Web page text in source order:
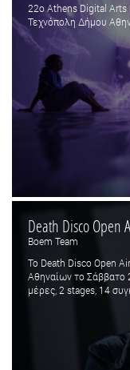
22ο Athens Digital Arts
Τεχνόπολη Δήμου
Death Disco Open
Boem Team
Το Death Disco Open
Αθηναίων το Σάββατο
μέρες, 2 stages, 14